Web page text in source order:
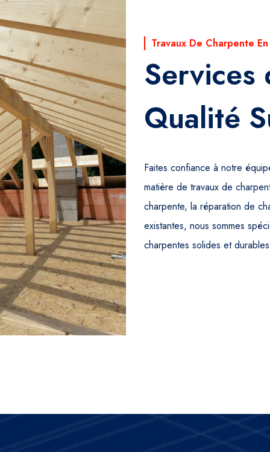
Travaux De Charpente
Services
Qualité
Faites confiance à notre
matière de travaux de
charpente, la réparation de
existantes, nous sommes
charpentes solides et